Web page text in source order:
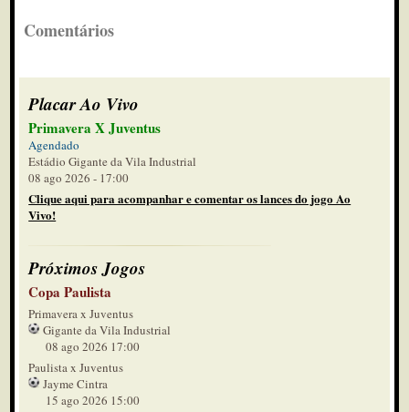
Comentários
Placar Ao Vivo
Primavera X Juventus
Agendado
Estádio Gigante da Vila Industrial
08 ago 2026 - 17:00
Clique aqui para acompanhar e comentar os lances do jogo Ao
Vivo!
Próximos Jogos
Copa Paulista
Primavera x Juventus
Gigante da Vila Industrial
08 ago 2026 17:00
Paulista x Juventus
Jayme Cintra
15 ago 2026 15:00